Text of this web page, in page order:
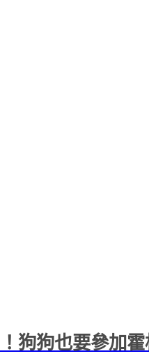
狗狗也要參加